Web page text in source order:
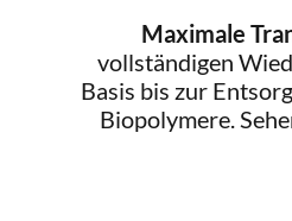
Maximale
vollständigen
Basis bis zur
Biopolymere.